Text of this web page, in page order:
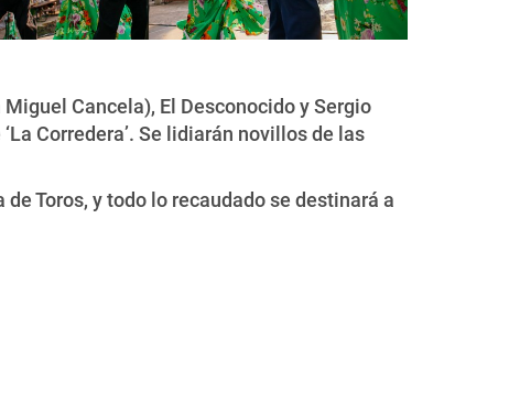
Cancela), El Desconocido y Sergio
Corredera’. Se lidiarán novillos de las
Toros, y todo lo recaudado se destinará a